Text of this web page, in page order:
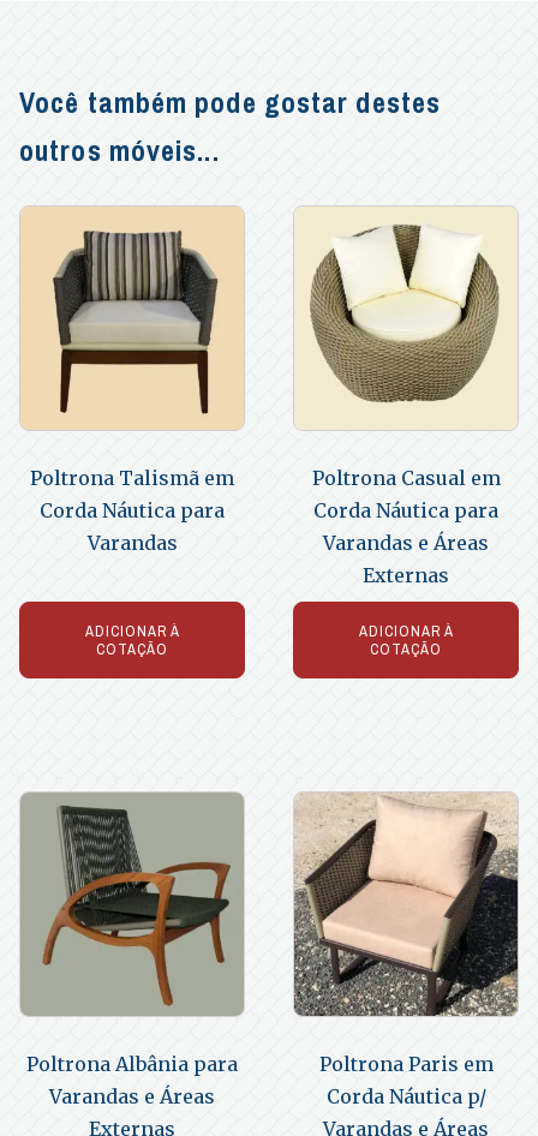
Você também pode gostar destes
outros móveis...
Poltrona Talismã em
Corda Náutica para
Varandas
ADICIONAR À
COTAÇÃO
Poltrona Casual em
Corda Náutica para
Varandas e Áreas
Externas
ADICIONAR À
COTAÇÃO
Poltrona Albânia para
Varandas e Áreas
Externas
Poltrona Paris em
Corda Náutica p/
Varandas e Áreas